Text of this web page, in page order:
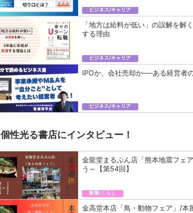
ビジネス/キャリア
「地方は給料が低い」の誤解を
する理由
ビジネス/キャリア
IPOか、会社売却か──ある経営者
ビジネス/キャリア
個性光る書店にインタビュー！
金龍堂まるぶん店「熊本地震フェ
う～【第54回】
教養/くらし
金高堂本店「鳥・動物フェア」/本